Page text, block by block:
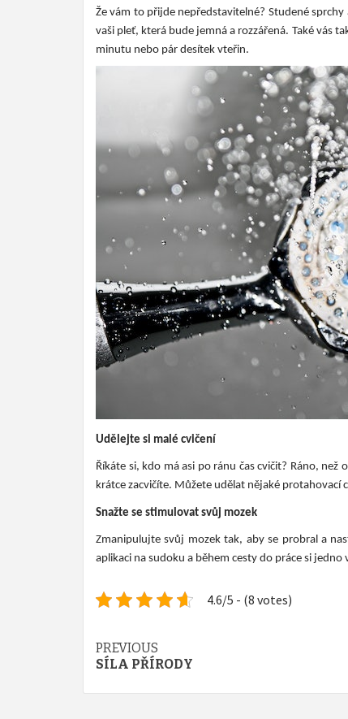
Že vám to přijde nepředstavitelné? Studené
vaši pleť, která bude jemná a rozzářená. Také vás
minutu nebo pár desítek vteřin.
Udělejte si malé cvičení
Říkáte si, kdo má asi po ránu čas cvičit? Ráno,
krátce zacvičíte. Můžete udělat nějaké protahovací
Snažte se stimulovat svůj mozek
Zmanipulujte svůj mozek tak, aby se probral a
aplikaci na sudoku a během cesty do práce si
4.6/5 - (8 votes)
Continue
PREVIOUS
SÍLA PŘÍRODY